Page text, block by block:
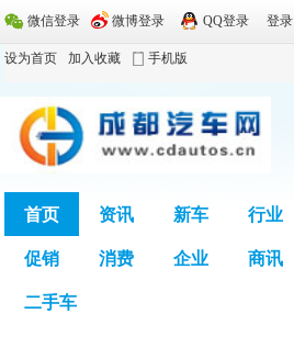
微信登录 微博登录 QQ登录 登录
设为首页 加入收藏 手机版
首页 资讯 新车 行业
促销 消费 企业 商讯
二手车